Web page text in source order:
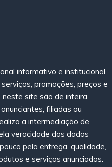
informativo e institucional.
promoções, preços e
neste site são de inteira
filiadas ou
a intermediação de
veracidade dos dados
pela entrega, qualidade,
e serviços anunciados.